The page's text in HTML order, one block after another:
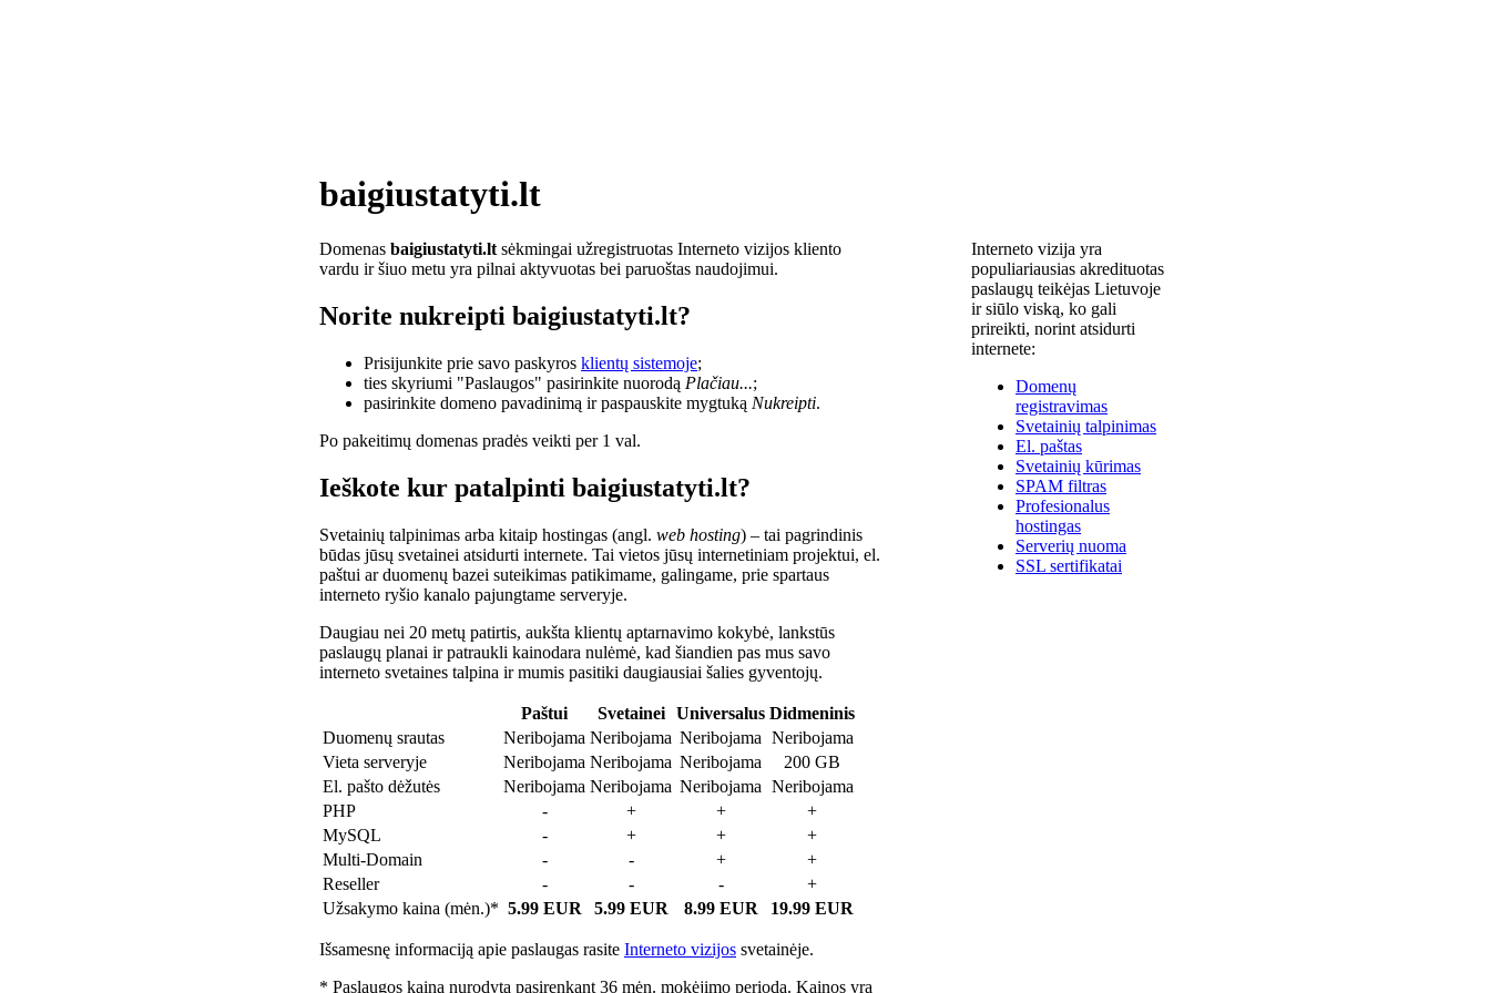
baigiustatyti.lt
Domenas baigiustatyti.lt sėkmingai užregistruotas Interneto vizijos kliento
vardu ir šiuo metu yra pilnai aktyvuotas bei paruoštas naudojimui.
Norite nukreipti baigiustatyti.lt?
Prisijunkite prie savo paskyros klientų sistemoje;
ties skyriumi "Paslaugos" pasirinkite nuorodą Plačiau...;
pasirinkite domeno pavadinimą ir paspauskite mygtuką Nukreipti.
Po pakeitimų domenas pradės veikti per 1 val.
Ieškote kur patalpinti baigiustatyti.lt?
Svetainių talpinimas arba kitaip hostingas (angl. web hosting) – tai pagrindinis
būdas jūsų svetainei atsidurti internete. Tai vietos jūsų internetiniam projektui, el.
paštui ar duomenų bazei suteikimas patikimame, galingame, prie spartaus
interneto ryšio kanalo pajungtame serveryje.
Daugiau nei 20 metų patirtis, aukšta klientų aptarnavimo kokybė, lankstūs
paslaugų planai ir patraukli kainodara nulėmė, kad šiandien pas mus savo
interneto svetaines talpina ir mumis pasitiki daugiausiai šalies gyventojų.
Paštui Svetainei Universalus Didmeninis
Duomenų srautas
Neribojama Neribojama Neribojama Neribojama
Vieta serveryje
Neribojama Neribojama Neribojama
200 GB
El. pašto dėžutės
Neribojama Neribojama Neribojama Neribojama
PHP
- + +
+
MySQL
- + +
+
Multi-Domain
- - +
+
Reseller
- - -
+
Užsakymo kaina (mėn.)* 5.99 EUR 5.99 EUR 8.99 EUR 19.99 EUR
Išsamesnę informaciją apie paslaugas rasite Interneto vizijos svetainėje.
* Paslaugos kaina nurodyta pasirenkant 36 mėn. mokėjimo periodą. Kainos yra
Interneto vizija yra
populiariausias akredituotas
paslaugų teikėjas Lietuvoje
ir siūlo viską, ko gali
prireikti, norint atsidurti
internete:
Domenų
registravimas
Svetainių talpinimas
El. paštas
Svetainių kūrimas
SPAM filtras
Profesionalus
hostingas
Serverių nuoma
SSL sertifikatai